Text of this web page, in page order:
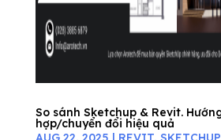
So sánh Sketchup & Revit.
hợp/chuyển đổi hiệu quả